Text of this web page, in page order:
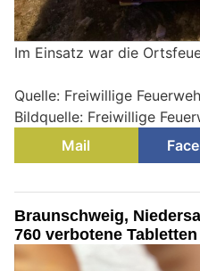
Im Einsatz war die
Quelle: Freiwillige
Bildquelle: Freiwillige
Mail
Braunschweig,
760 verbotene